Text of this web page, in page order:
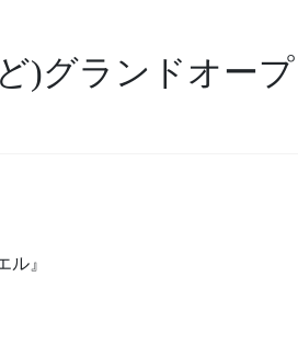
)グランドオープ
』